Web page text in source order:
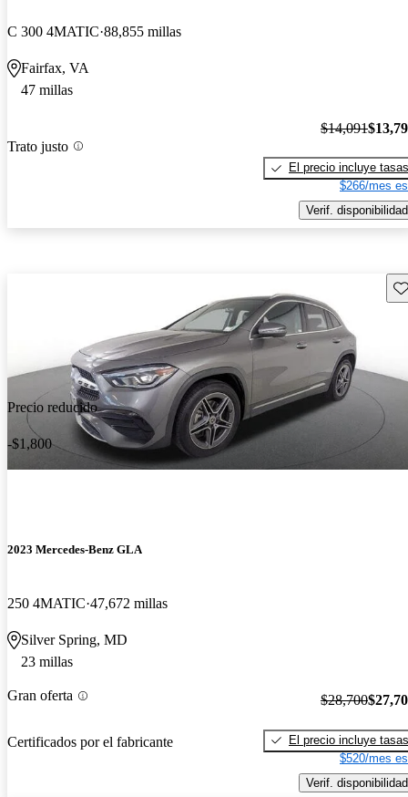
C 300 4MATIC 88,855 millas
Fairfax, VA
47 millas
Trato justo
$14,091
El precio incluye tasas
$266/mes
Verif. disponibilidad
Precio reducido
-$1,800
2023 Mercedes-Benz GLA
250 4MATIC 47,672 millas
Silver Spring, MD
23 millas
Gran oferta
Certificados por el fabricante
$28,700
El precio incluye tasas
$520/mes
Verif. disponibilidad